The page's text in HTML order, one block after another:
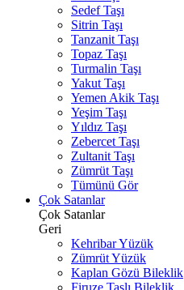
Sedef Taşı
Sitrin Taşı
Tanzanit Taşı
Topaz Taşı
Turmalin Taşı
Yakut Taşı
Yemen Akik Taşı
Yeşim Taşı
Yıldız Taşı
Zebercet Taşı
Zultanit Taşı
Zümrüt Taşı
Tümünü Gör
Çok Satanlar
Çok Satanlar
Geri
Kehribar Yüzük
Zümrüt Yüzük
Kaplan Gözü Bileklik
Firuze Taşlı Bileklik